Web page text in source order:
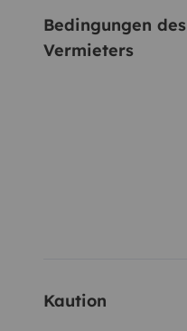
Bedingungen des
Vermieters
Kaution